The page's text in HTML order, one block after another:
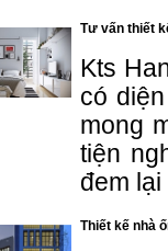
Tư vấn thiết
Kts
có
mong
tiện
đem
Thiết kế nhà